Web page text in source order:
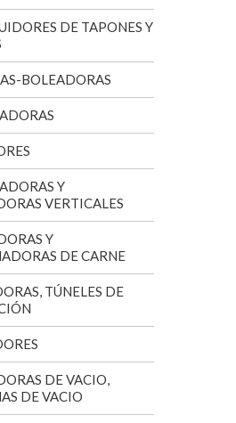
DE TAPONES Y
BOLEADORAS
Y
VERTICALES
Y
DE CARNE
TÚNELES DE
DE VACIO,
DE VACIO